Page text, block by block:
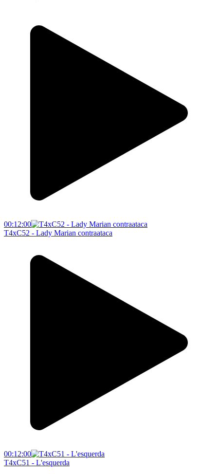
00:12:00
T4xC52 - Lady Marian contraataca
00:12:00
T4xC51 - L'esquerda